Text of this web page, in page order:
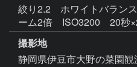
絞り2.2 ホワイトバラン
ーム2倍 ISO3200 20秒
撮影地
静岡県伊豆市大野の菜園観